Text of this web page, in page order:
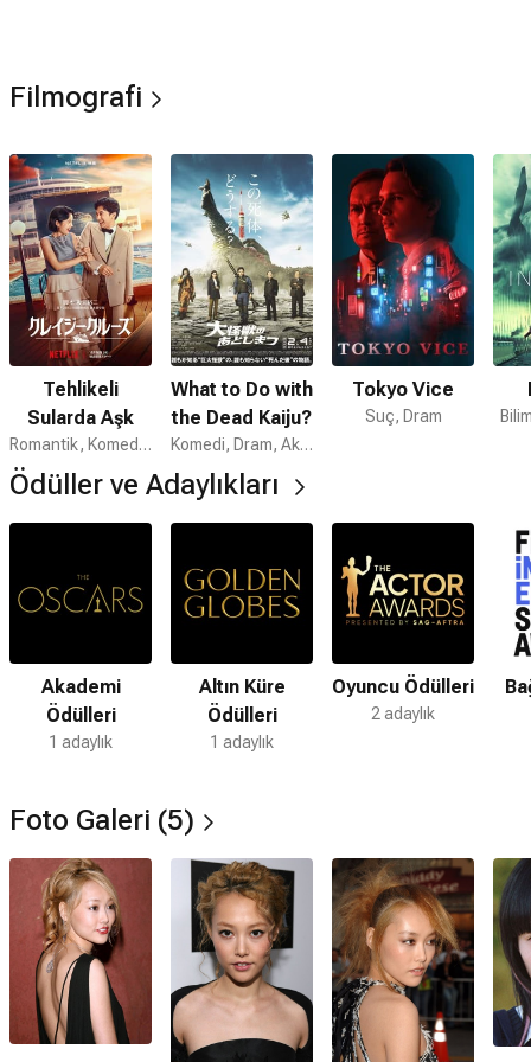
Filmografi
Tehlikeli
Sularda Aşk
Romantik, Komedi, Gizem
What to Do with
the Dead Kaiju?
Komedi, Dram, Aksiyon
Tokyo Vice
Suç, Dram
Ödüller ve Adaylıkları
Akademi
Ödülleri
1 adaylık
Altın Küre
Ödülleri
1 adaylık
Oyuncu Ödülleri
2 adaylık
Foto Galeri (5)